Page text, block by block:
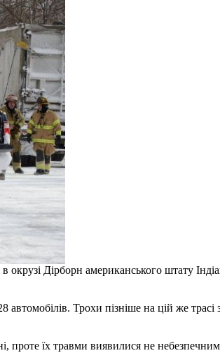
в окрузі Дірборн американського штату
Трохи пізніше на цій же трасі
проте їх травми виявилися не